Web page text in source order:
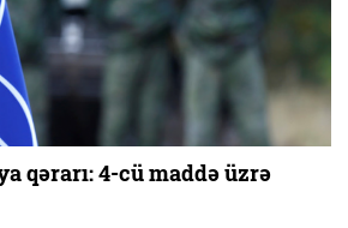
qərarı: 4-cü maddə üzrə